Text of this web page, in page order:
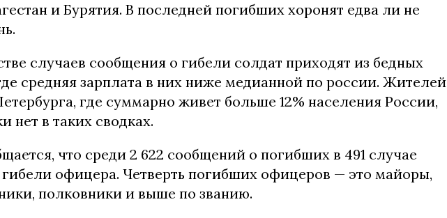
и Бурятия. В последней погибших хоронят едва ли не
случаев сообщения о гибели солдат приходят из бедных
средняя зарплата в них ниже медианной по россии. Жителей
где суммарно живет больше 12% населения России,
нет в таких сводках.
что среди 2 622 сообщений о погибших в 491 случае
офицера. Четверть погибших офицеров — это майоры,
полковники и выше по званию.